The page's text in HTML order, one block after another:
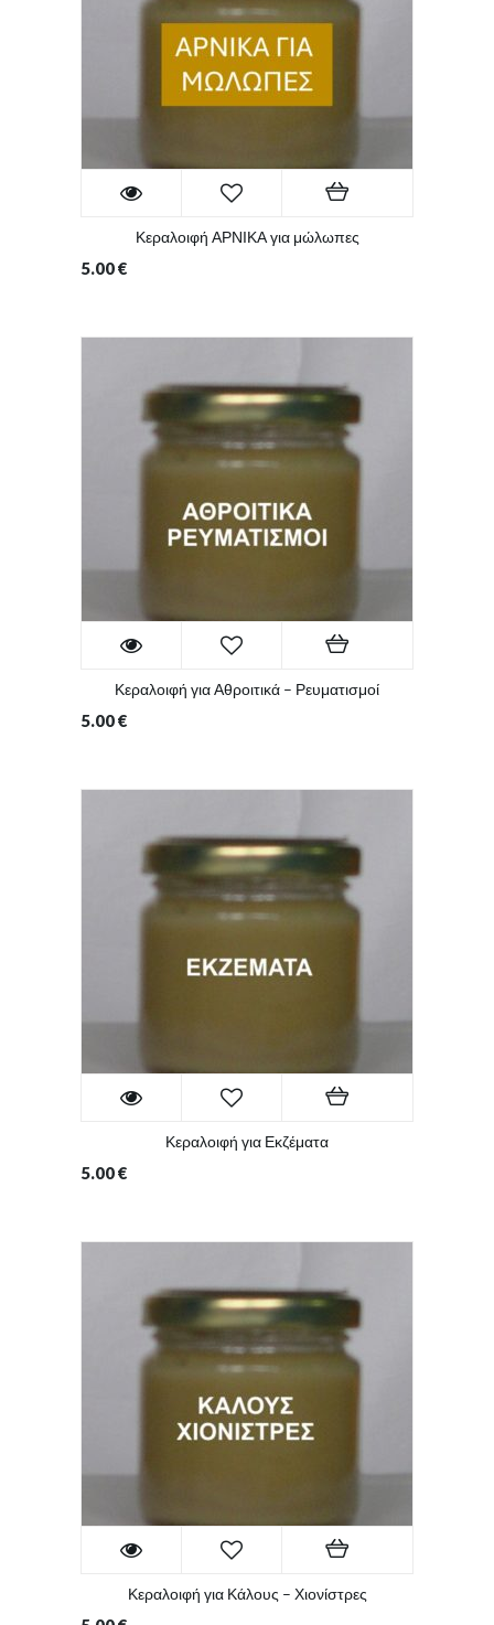
Κεραλοιφή ΑΡΝΙΚΑ για μώλωπες
5.00€
Κεραλοιφή για Αθροιτικά – Ρευματισμοί
5.00€
Κεραλοιφή για Εκζέματα
5.00€
Κεραλοιφή για Κάλους – Χιονίστρες